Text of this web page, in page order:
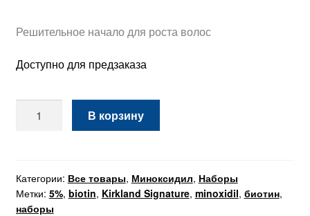
составляла
430,000 сўм.
355,000 сўм.
Решительное начало для роста волос
Доступно для предзаказа
товара
В корзину
Категории: Все товары, Миноксидил, Наборы
Метки: 5%, biotin, Kirkland Signature, minoxidil, биотин,
наборы